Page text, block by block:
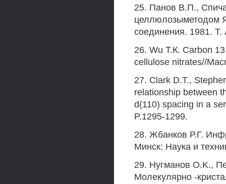
25. Панов В.П.,
целлюлозыметодом
соединения. 1981.
26. Wu Т.К. Carbon
cellulose nitrates//
27. Clark D.T.,
relationship between
d(110) spacing in a
P.1295-1299.
28. Жбанков Р.Г.
Минск: Наука и
29. Нугманов O.K.,
Молекулярно -